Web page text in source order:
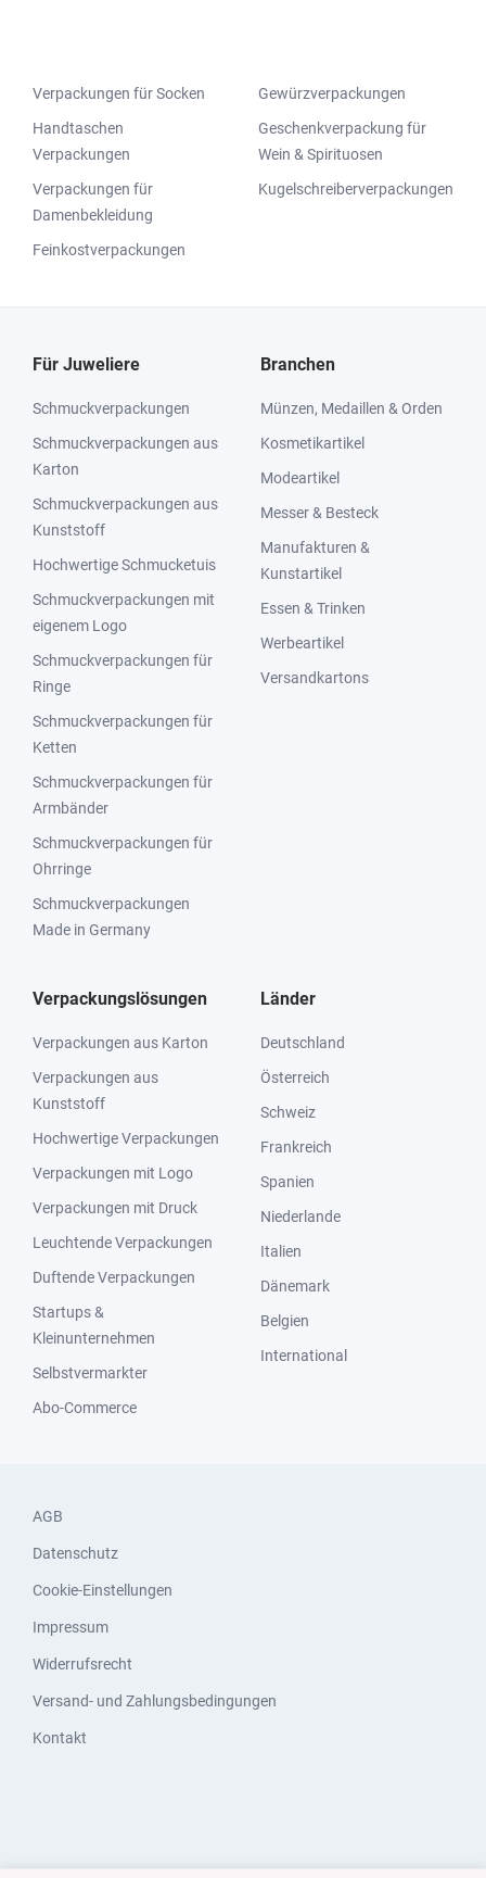
Verpackungen für Socken
Handtaschen
Verpackungen
Verpackungen für
Damenbekleidung
Feinkostverpackungen
Gewürzverpackungen
Geschenkverpackung für
Wein & Spirituosen
Kugelschreiberverpackungen
Für Juweliere
Schmuckverpackungen
Schmuckverpackungen aus
Karton
Schmuckverpackungen aus
Kunststoff
Hochwertige Schmucketuis
Schmuckverpackungen mit
eigenem Logo
Schmuckverpackungen für
Ringe
Schmuckverpackungen für
Ketten
Schmuckverpackungen für
Armbänder
Schmuckverpackungen für
Ohrringe
Schmuckverpackungen
Made in Germany
Branchen
Münzen, Medaillen & Orden
Kosmetikartikel
Modeartikel
Messer & Besteck
Manufakturen &
Kunstartikel
Essen & Trinken
Werbeartikel
Versandkartons
Verpackungslösungen
Verpackungen aus Karton
Verpackungen aus
Kunststoff
Hochwertige Verpackungen
Verpackungen mit Logo
Verpackungen mit Druck
Leuchtende Verpackungen
Duftende Verpackungen
Startups &
Kleinunternehmen
Selbstvermarkter
Abo-Commerce
Länder
Deutschland
Österreich
Schweiz
Frankreich
Spanien
Niederlande
Italien
Dänemark
Belgien
International
AGB
Datenschutz
Cookie-Einstellungen
Impressum
Widerrufsrecht
Versand- und Zahlungsbedingungen
Kontakt